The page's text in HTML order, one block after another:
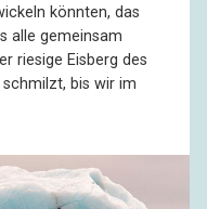
könnten, das
alle gemeinsam
riesige Eisberg des
bis wir im